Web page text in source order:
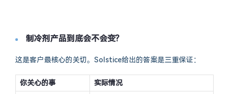
制冷剂产品到底会不会变?
这是客户最核心的关切。Solstice给出的答案是三重保证：
你关心的事
实际情况